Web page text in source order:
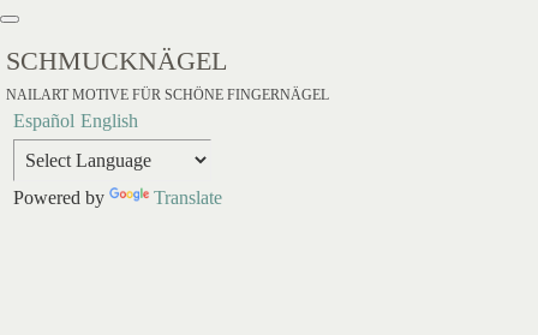
SCHMUCKNÄGEL
NAILART MOTIVE FÜR SCHÖNE FINGERNÄGEL
Español English
Powered by Translate